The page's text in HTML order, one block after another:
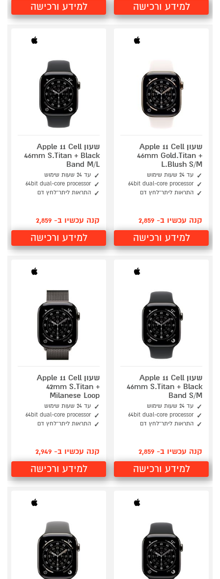
למידע ורכישה למידע ורכישה
שעון Apple 11 Cell
46mm Gold.Titan +
L.Blush S/M
עד 24 שעות שימוש
64bit dual-core processor
התראות ליתר־לחץ דם
קנה עכשיו ב- 2,859
למידע ורכישה
שעון Apple 11 Cell
46mm S.Titan + Black
Band M/L
עד 24 שעות שימוש
64bit dual-core processor
התראות ליתר־לחץ דם
קנה עכשיו ב- 2,859
למידע ורכישה
שעון Apple 11 Cell
46mm S.Titan + Black
Band S/M
עד 24 שעות שימוש
64bit dual-core processor
התראות ליתר־לחץ דם
קנה עכשיו ב- 2,859
למידע ורכישה
שעון Apple 11 Cell
42mm S.Titan +
Milanese Loop
עד 24 שעות שימוש
64bit dual-core processor
התראות ליתר־לחץ דם
קנה עכשיו ב- 2,949
למידע ורכישה